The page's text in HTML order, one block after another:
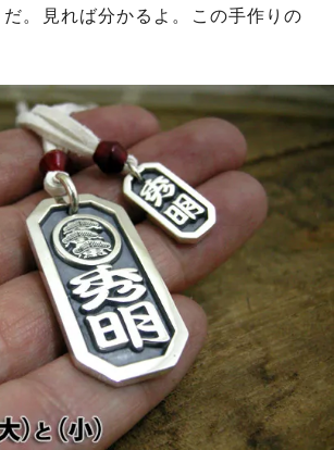
。見れば分かるよ。この手作りの